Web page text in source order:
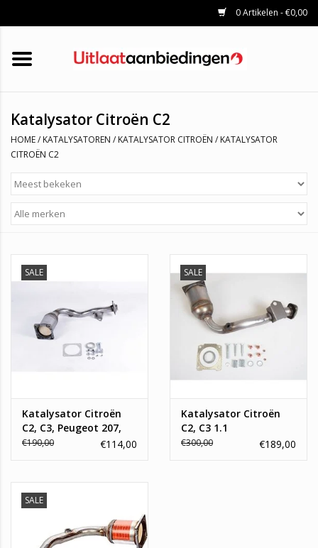
0 Artikelen - €0,00
HOME
KATALYSATOREN
UNIVERSELE UITLAATDELEN
MERKEN
Katalysator Citroën C2
HOME/ KATALYSATOREN / KATALYSATOR CITROËN / KATALYSATOR
CITROËN C2
SALE
Katalysator Citroën
C2, C3, Peugeot 207,
1007 1.4
€190,00 €114,00
SALE
Katalysator Citroën
C2, C3 1.1
€300,00 €189,00
SALE